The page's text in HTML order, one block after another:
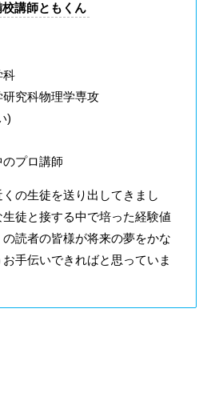
講師ともくん
科
究科物理学専攻
)
プロ講師
の生徒を送り出してきまし
徒と接する中で培った経験値
読者の皆様が将来の夢をかな
手伝いできればと思っていま